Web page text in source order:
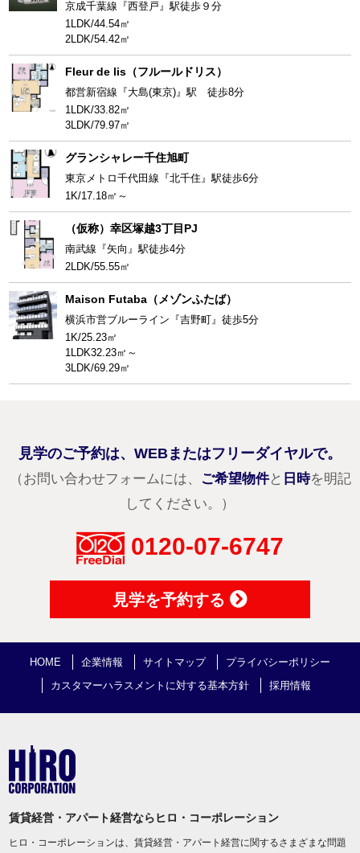
京成千葉線『西登戸』駅徒歩９分
1LDK/44.54㎡
2LDK/54.42㎡
Fleur de lis（フルールドリス）
都営新宿線『大島(東京)』駅 徒歩8分
1LDK/33.82㎡
3LDK/79.97㎡
グランシャレー千住旭町
東京メトロ千代田線『北千住』駅徒歩6分
1K/17.18㎡～
（仮称）幸区塚越3丁目PJ
南武線『矢向』駅徒歩4分
2LDK/55.55㎡
Maison Futaba（メゾンふたば）
横浜市営ブルーライン『吉野町』徒歩5分
1K/25.23㎡
1LDK32.23㎡～
3LDK/69.29㎡
見学のご予約は、WEBまたはフリーダイヤルで。
（お問い合わせフォームには、
ご希望物件と 日時を明記
してください。）
0120-07-6747
見学を予約する
HOME 企業情報 サイトマップ
プライバシーポリシー
カスタマーハラスメントに対する基本方針
採用情報
賃貸経営・アパート経営ならヒロ・コーポレーション
ヒロ・コーポレーションは、賃貸経営・アパート経営に関するさまざまな問題